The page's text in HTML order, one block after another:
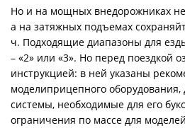
Но и на мощных внедорожниках
а на затяжных подъемах
ч. Подходящие диапазоны для
– «2» или «3». Но перед поездкой
инструкцией: в ней указаны
моделиприцепного
системы, необходимые для его
ограничения по массе для